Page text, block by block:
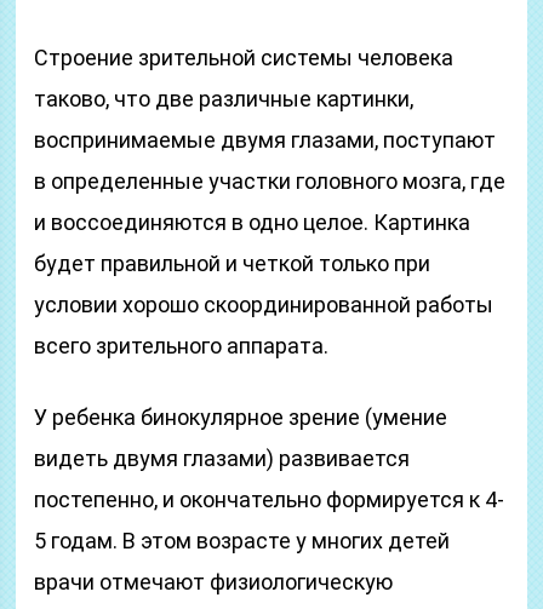
Строение зрительной системы человека
таково, что две различные картинки,
воспринимаемые двумя глазами, поступают
в определенные участки головного мозга, где
и воссоединяются в одно целое. Картинка
будет правильной и четкой только при
условии хорошо скоординированной работы
всего зрительного аппарата.
У ребенка бинокулярное зрение (умение
видеть двумя глазами) развивается
постепенно, и окончательно формируется к 4-
5 годам. В этом возрасте у многих детей
врачи отмечают физиологическую